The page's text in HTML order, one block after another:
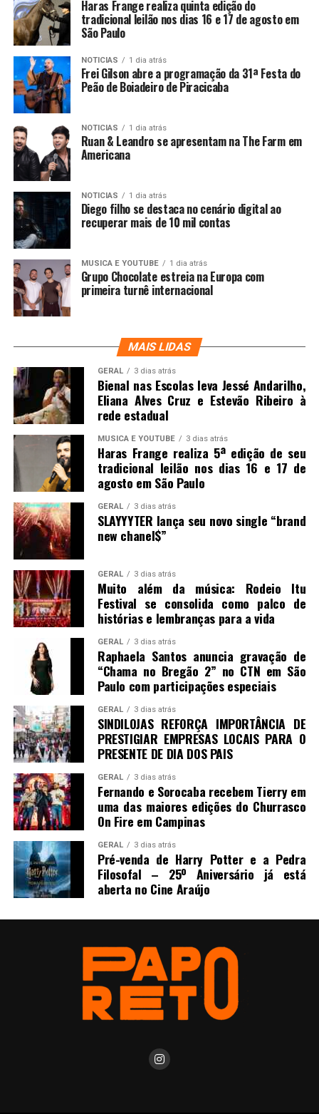
Haras Frange realiza quinta edição do
tradicional leilão nos dias 16 e 17 de agosto em
São Paulo
NOTICIAS 1 dia atrás
Frei Gilson abre a programação da 31ª Festa do
Peão de Boiadeiro de Piracicaba
NOTICIAS 1 dia atrás
Ruan & Leandro se apresentam na The Farm em
Americana
NOTICIAS 1 dia atrás
Diego filho se destaca no cenário digital ao
recuperar mais de 10 mil contas
MUSICA E YOUTUBE 1 dia atrás
Grupo Chocolate estreia na Europa com
primeira turnê internacional
MAIS LIDAS
GERAL 3 dias atrás
Bienal nas Escolas leva Jessé Andarilho,
Eliana Alves Cruz e Estevão Ribeiro à
rede estadual
MUSICA E YOUTUBE 3 dias atrás
Haras Frange realiza 5ª edição de seu
tradicional leilão nos dias 16 e 17 de
agosto em São Paulo
GERAL 3 dias atrás
SLAYYYTER lança seu novo single “brand
new chanel$”
GERAL 3 dias atrás
Muito além da música: Rodeio Itu
Festival se consolida como palco de
histórias e lembranças para a vida
GERAL 3 dias atrás
Raphaela Santos anuncia gravação de
“Chama no Bregão 2” no CTN em São
Paulo com participações especiais
GERAL 3 dias atrás
SINDILOJAS REFORÇA IMPORTÂNCIA DE
PRESTIGIAR EMPRESAS LOCAIS PARA O
PRESENTE DE DIA DOS PAIS
GERAL 3 dias atrás
Fernando e Sorocaba recebem Tierry em
uma das maiores edições do Churrasco
On Fire em Campinas
GERAL 3 dias atrás
Pré-venda de Harry Potter e a Pedra
Filosofal – 25º Aniversário já está
aberta no Cine Araújo